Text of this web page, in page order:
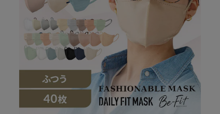
カートに入れる